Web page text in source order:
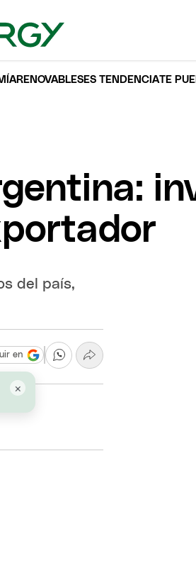
RENOVABLESES TENDENCIATE
del país,
×
en